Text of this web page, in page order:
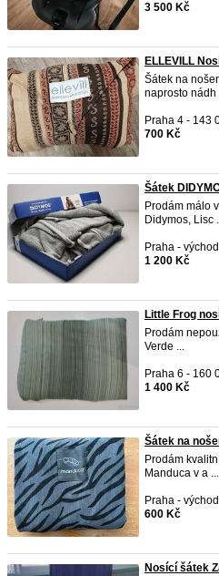
3 500 Kč
ELLEVILL
Šátek na
naprosto nádh
Praha 4 - 143
700 Kč
Šátek
Prodám málo
Didymos, Lisc
Praha -
1 200 Kč
Little Frog
Prodám
Verde ...
Praha 6 - 160
1 400 Kč
Šátek na
Prodám
Manduca v a ...
Praha -
600 Kč
Nosící šátek